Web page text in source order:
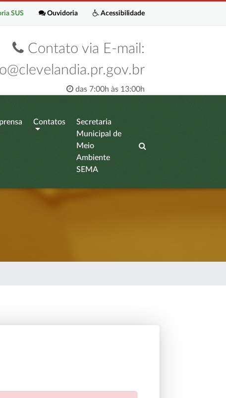
Acessibilidade
Ouvidoria
SUS
Contato via E-mail:
das 7:00h às 13:00h
Contatos
Secretaria
Municipal de
Meio
Ambiente
SEMA